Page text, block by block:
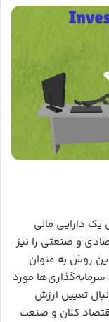
یک دارایی مالی
و صنعتی را نیز
روش به عنوان
سرمایه‌گذاری‌ها مورد
تعیین ارزش
کلان و صنعت